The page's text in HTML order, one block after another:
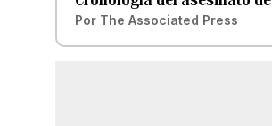
Por The Associated Press